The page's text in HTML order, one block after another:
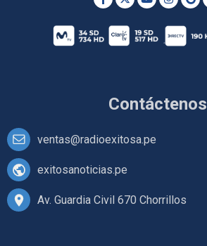
Contáctenos
ventas@radioexitosa.pe
exitosanoticias.pe
Av. Guardia Civil 670 Chorrillos